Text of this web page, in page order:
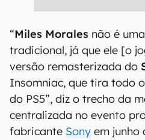
“Miles Morales não é
tradicional, já que ele [o
versão remasterizada do
Insomniac, que tira todo
do PS5”, diz o trecho da
centralizada no evento
fabricante Sony em junho